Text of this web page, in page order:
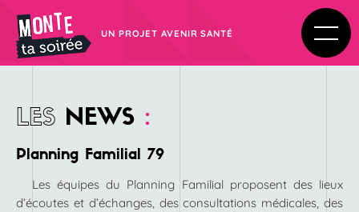
UN PROJET AVENIR SANTÉ
LES NEWS :
Planning Familial 79
Les équipes du Planning Familial proposent des lieux
d’écoutes et d’échanges, des consultations médicales, des